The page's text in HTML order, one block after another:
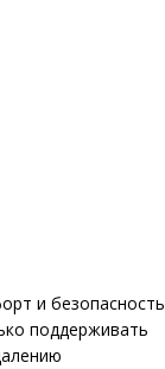
и безопасность
поддерживать